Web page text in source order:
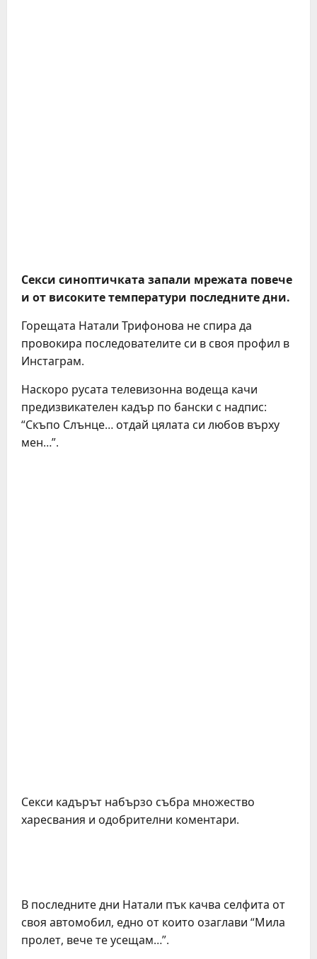
Секси синоптичката запали мрежата повече
и от високите температури последните дни.
Горещата Натали Трифонова не спира да
провокира последователите си в своя профил в
Инстаграм.
Наскоро русата телевизонна водеща качи
предизвикателен кадър по бански с надпис:
“Скъпо Слънце… отдай цялата си любов върху
мен…”.
Секси кадърът набързо събра множество
харесвания и одобрителни коментари.
В последните дни Натали пък качва селфита от
своя автомобил, едно от които озаглави “Мила
пролет, вече те усещам…”.